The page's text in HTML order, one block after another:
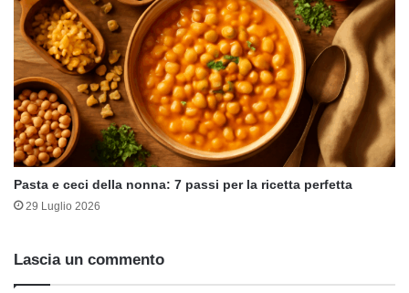
Pasta e ceci della nonna: 7 passi per la ricetta perfetta
29 Luglio 2026
Lascia un commento